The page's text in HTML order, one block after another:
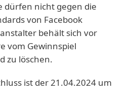
dürfen nicht gegen die
von Facebook
behält sich vor
vom Gewinnspiel
zu löschen.
ist der 21.04.2024 um